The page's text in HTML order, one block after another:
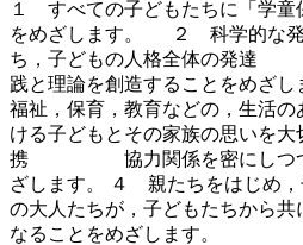
１ すべての子どもたちに「学童
をめざします。 ２ 科学的な発
ち，子どもの人格全体の発
践と理論を創造することをめざ
福祉，保育，教育などの，
ける子どもとその家族の思いを
携 協力関係を密にしつつ，
ざします。 ４ 親たちをはじめ，
の大人たちが，子どもたちから共
なることをめざします。